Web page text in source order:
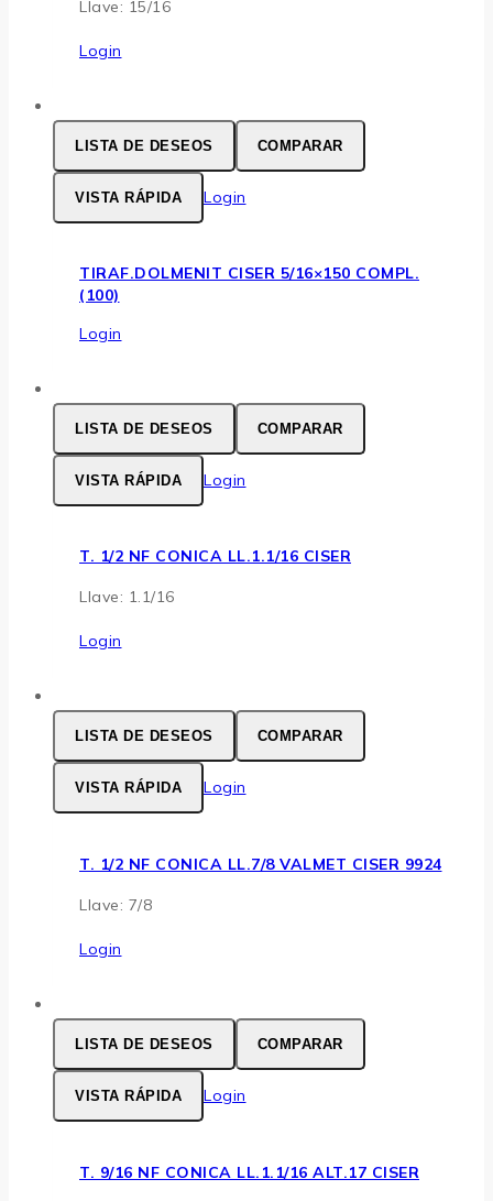
Llave: 15/16
Login
LISTA DE DESEOS COMPARAR
VISTA RÁPIDA Login
TIRAF.DOLMENIT CISER 5/16×150 COMPL.
(100)
Login
LISTA DE DESEOS COMPARAR
VISTA RÁPIDA Login
T. 1/2 NF CONICA LL.1.1/16 CISER
Llave: 1.1/16
Login
LISTA DE DESEOS COMPARAR
VISTA RÁPIDA Login
T. 1/2 NF CONICA LL.7/8 VALMET CISER 9924
Llave: 7/8
Login
LISTA DE DESEOS COMPARAR
VISTA RÁPIDA Login
T. 9/16 NF CONICA LL.1.1/16 ALT.17 CISER